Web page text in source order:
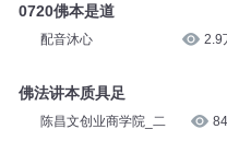
0720佛本是道
配音沐心 2.9
佛法讲本质具足
陈昌文创业商学院_二